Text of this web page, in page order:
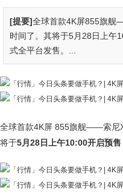
[提要]全球首款4K屏855旗舰
时间了。其将于5月28日上午
式全平台发售。...
全球首款4K屏 855旗舰——索尼
将于5月28日上午10:00开启预售